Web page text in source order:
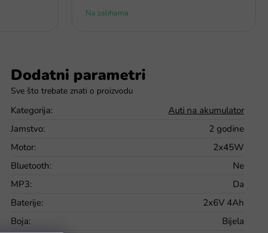
Na zalihama
Dodatni parametri
Kategorija:
Auti na akumulator
Jamstvo:
2 godine
Motor:
2x45W
Bluetooth:
Ne
MP3:
Da
Baterije:
2x6V 4Ah
Boja:
Bijela